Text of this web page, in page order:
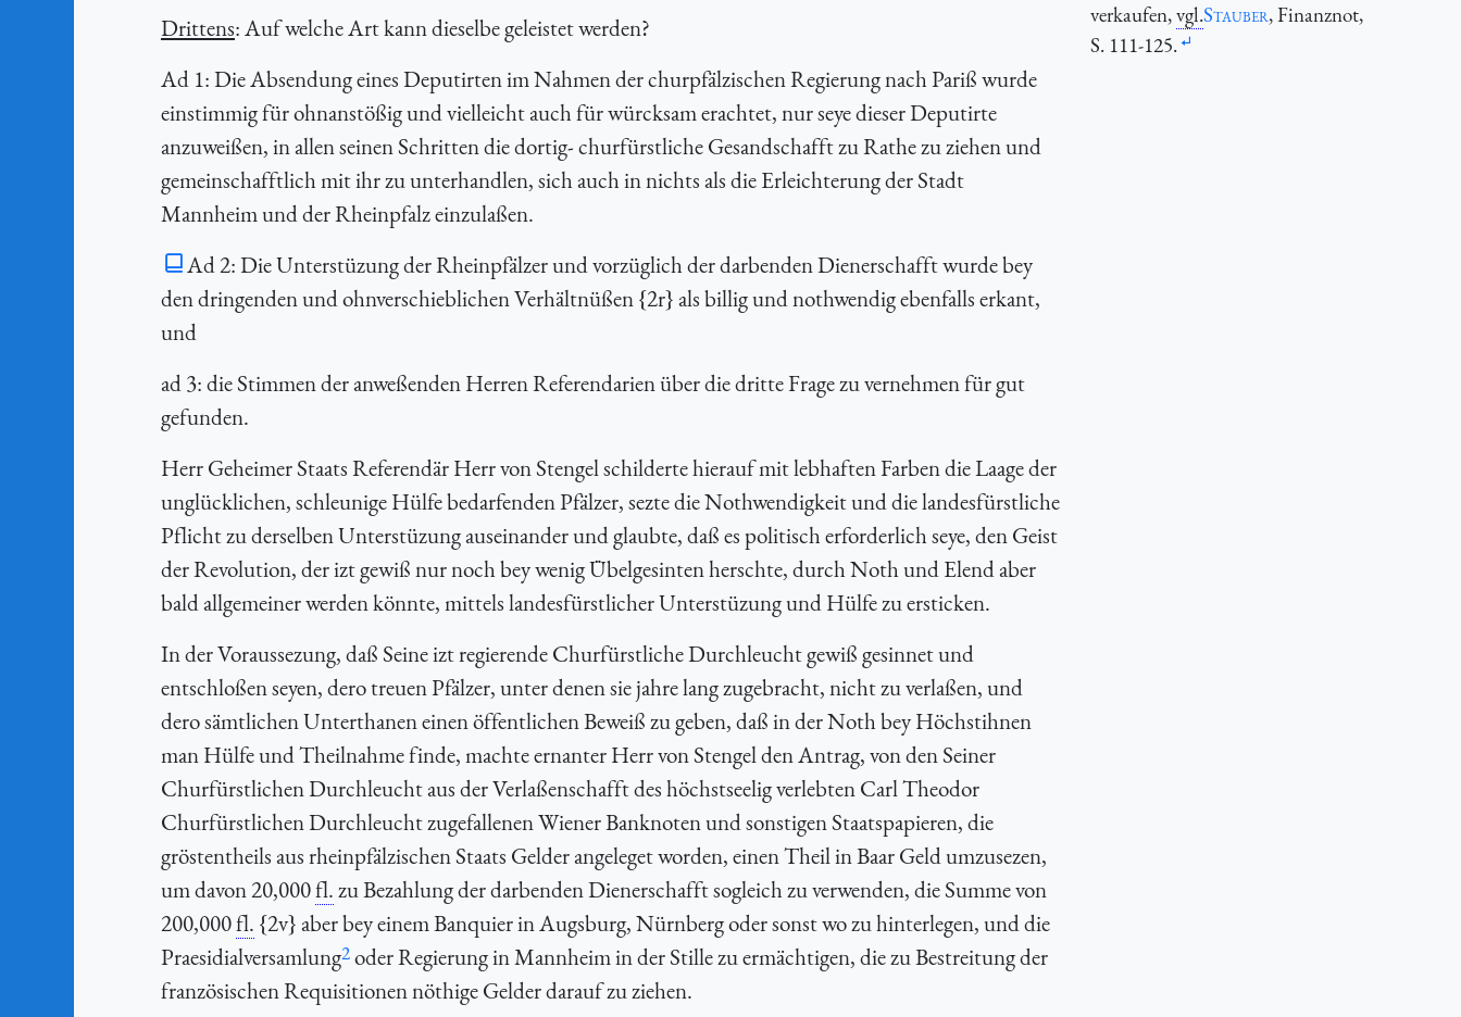
Drittens: Auf welche Art kann dieselbe geleistet werden?
Ad 1: Die Absendung eines Deputirten im Nahmen der churpfälzischen Regierung nach Pariß wurde
einstimmig für ohnanstößig und vielleicht auch für würcksam erachtet, nur seye dieser Deputirte
anzuweißen, in allen seinen Schritten die dortig- churfürstliche Gesandschafft zu Rathe zu ziehen und
gemeinschafftlich mit ihr zu unterhandlen, sich auch in nichts als die Erleichterung der Stadt
Mannheim und der Rheinpfalz einzulaßen.
Ad 2: Die Unterstüzung der Rheinpfälzer und vorzüglich der darbenden Dienerschafft wurde bey
den dringenden und ohnverschieblichen Verhältnüßen {2r} als billig und nothwendig ebenfalls erkant,
und
ad 3: die Stimmen der anweßenden Herren Referendarien über die dritte Frage zu vernehmen für gut
gefunden.
Herr Geheimer Staats Referendär Herr von Stengel schilderte hierauf mit lebhaften Farben die Laage der
unglücklichen, schleunige Hülfe bedarfenden Pfälzer, sezte die Nothwendigkeit und die landesfürstliche
Pflicht zu derselben Unterstüzung auseinander und glaubte, daß es politisch erforderlich seye, den Geist
der Revolution, der izt gewiß nur noch bey wenig Übelgesinten herschte, durch Noth und Elend aber
bald allgemeiner werden könnte, mittels landesfürstlicher Unterstüzung und Hülfe zu ersticken.
In der Voraussezung, daß Seine izt regierende Churfürstliche Durchleucht gewiß gesinnet und
entschloßen seyen, dero treuen Pfälzer, unter denen sie jahre lang zugebracht, nicht zu verlaßen, und
dero sämtlichen Unterthanen einen öffentlichen Beweiß zu geben, daß in der Noth bey Höchstihnen
man Hülfe und Theilnahme finde, machte ernanter Herr von Stengel den Antrag, von den Seiner
Churfürstlichen Durchleucht aus der Verlaßenschafft des höchstseelig verlebten Carl Theodor
Churfürstlichen Durchleucht zugefallenen Wiener Banknoten und sonstigen Staatspapieren, die
gröstentheils aus rheinpfälzischen Staats Gelder angeleget worden, einen Theil in Baar Geld umzusezen,
um davon 20,000fl.zu Bezahlung der darbenden Dienerschafft sogleich zu verwenden, die Summe von
200,000fl. {2v} aber bey einem Banquier in Augsburg, Nürnberg oder sonst wo zu hinterlegen, und die
Praesidialversamlung2oder Regierung in Mannheim in der Stille zu ermächtigen, die zu Bestreitung der
französischen Requisitionen nöthige Gelder darauf zu ziehen.
verkaufen,vgl.Stauber, Finanznot,
S. 111-125.